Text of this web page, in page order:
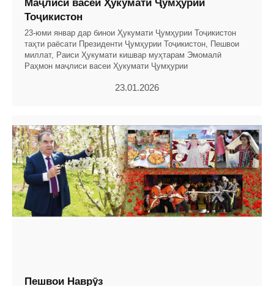
Маҷлиси васеи Ҳукумати Ҷумҳурии
Тоҷикистон
23-юми январ дар бинои Ҳукумати Ҷумҳурии Тоҷикистон
таҳти раёсати Президенти Ҷумҳурии Тоҷикистон, Пешвои
миллат, Раиси Ҳукумати кишвар муҳтарам Эмомалӣ
Раҳмон маҷлиси васеи Ҳукумати Ҷумҳурии
23.01.2026
Пешвои Наврӯз